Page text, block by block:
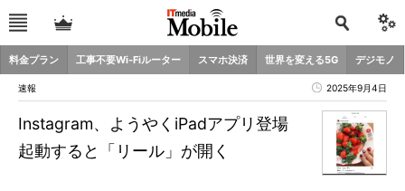
料金プラン 工事不要Wi-Fiルーター スマホ決済 世界を変える5G デジモノ
速報 2025年9月4日
Instagram、ようやくiPadアプリ登場
起動すると「リール」が開く